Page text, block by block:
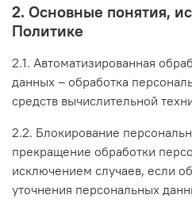
2. Основные понятия,
Политике
2.1. Автоматизированная
данных – обработка
средств вычислительной
2.2. Блокирование
прекращение обработки
исключением случаев, если
уточнения персональных